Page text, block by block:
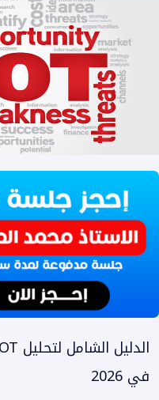
في 2026